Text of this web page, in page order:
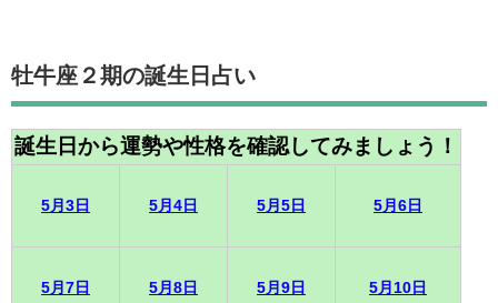
牡牛座２期の誕生日占い
誕生日から運勢や性格を確認してみましょう！
5月3日 5月4日 5月5日 5月6日
5月7日 5月8日 5月9日 5月10日